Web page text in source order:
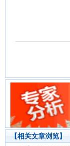
【相关文章浏览】